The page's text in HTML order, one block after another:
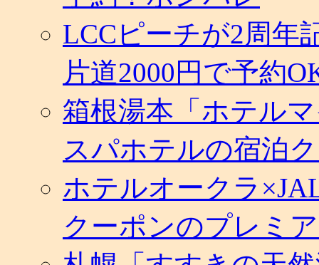
先
り
ー
ル
実
施。
香
港
発
の
間
早
LCCピーチが2周年
片道2000円で予約
箱根湯本「ホテル
スパホテルの宿泊
ホテルオークラ
クーポンのプレミ